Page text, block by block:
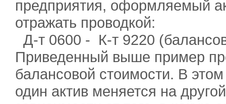
предприятия, оформляемый
отражать проводкой:
Д-т 0600 - К-т 9220
Приведенный выше пример
балансовой стоимости. В
один актив меняется на